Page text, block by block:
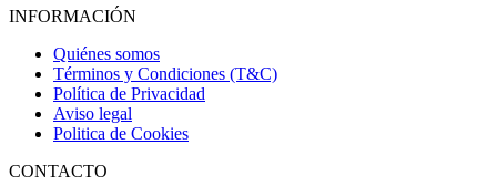
INFORMACIÓN
Quiénes somos
Términos y Condiciones (T&C)
Política de Privacidad
Aviso legal
Politica de Cookies
CONTACTO